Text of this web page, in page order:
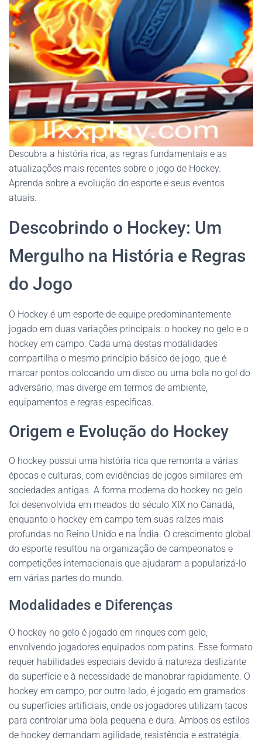
Descubra a história rica, as regras fundamentais e as
atualizações mais recentes sobre o jogo de Hockey.
Aprenda sobre a evolução do esporte e seus eventos
atuais.
Descobrindo o Hockey: Um
Mergulho na História e Regras
do Jogo
O Hockey é um esporte de equipe predominantemente
jogado em duas variações principais: o hockey no gelo e o
hockey em campo. Cada uma destas modalidades
compartilha o mesmo princípio básico de jogo, que é
marcar pontos colocando um disco ou uma bola no gol do
adversário, mas diverge em termos de ambiente,
equipamentos e regras específicas.
Origem e Evolução do Hockey
O hockey possui uma história rica que remonta a várias
épocas e culturas, com evidências de jogos similares em
sociedades antigas. A forma moderna do hockey no gelo
foi desenvolvida em meados do século XIX no Canadá,
enquanto o hockey em campo tem suas raízes mais
profundas no Reino Unido e na Índia. O crescimento global
do esporte resultou na organização de campeonatos e
competições internacionais que ajudaram a popularizá-lo
em várias partes do mundo.
Modalidades e Diferenças
O hockey no gelo é jogado em rinques com gelo,
envolvendo jogadores equipados com patins. Esse formato
requer habilidades especiais devido à natureza deslizante
da superfície e à necessidade de manobrar rapidamente. O
hockey em campo, por outro lado, é jogado em gramados
ou superfícies artificiais, onde os jogadores utilizam tacos
para controlar uma bola pequena e dura. Ambos os estilos
de hockey demandam agilidade, resistência e estratégia.